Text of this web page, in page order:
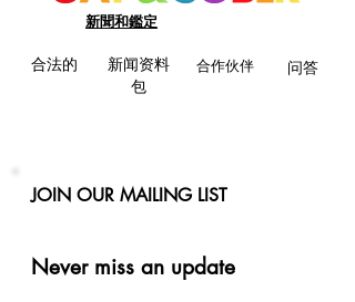
新聞和鑑定
合法的
新闻资料
包
合作伙伴 问答
JOIN OUR MAILING LIST
Never miss an update